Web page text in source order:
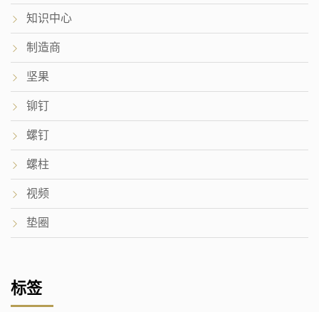
知识中心
制造商
坚果
铆钉
螺钉
螺柱
视频
垫圈
标签